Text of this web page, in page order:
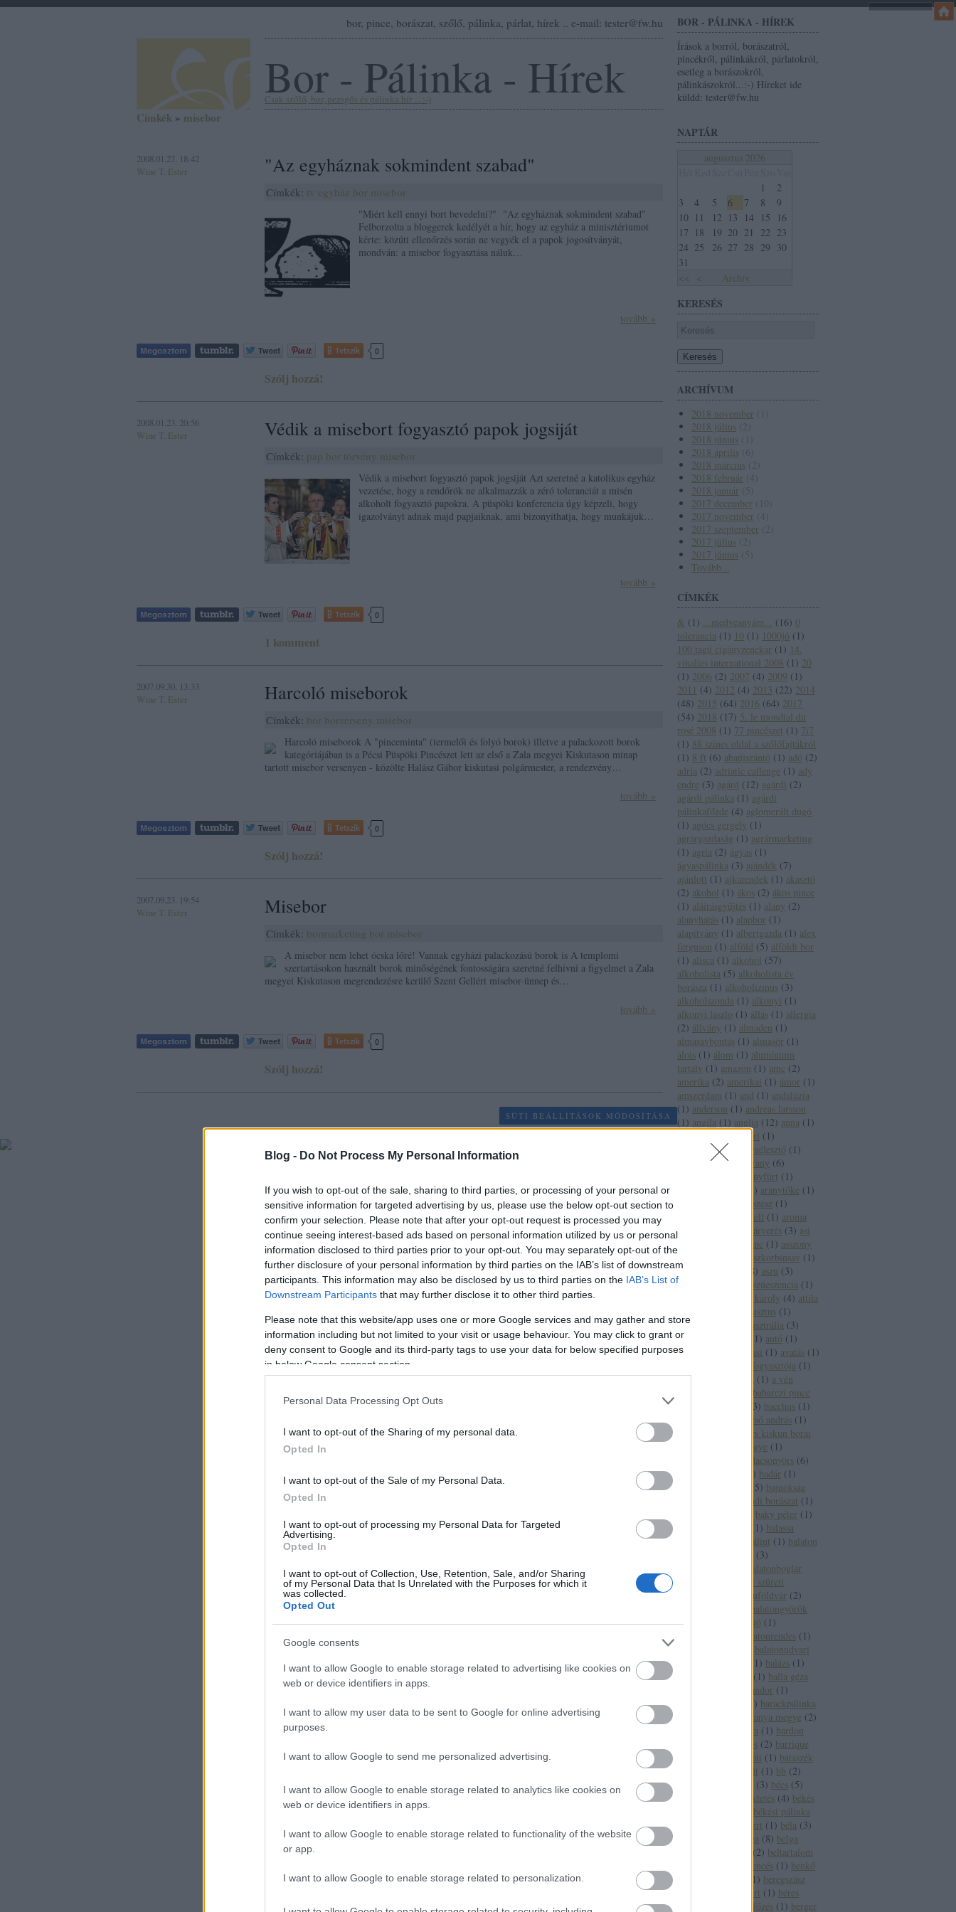
Blog - Do Not Process My Personal Information
If you wish to opt-out of the sale, sharing to third parties, or processing of your personal or
sensitive information for targeted advertising by us, please use the below opt-out section to
confirm your selection. Please note that after your opt-out request is processed you may
continue seeing interest-based ads based on personal information utilized by us or personal
information disclosed to third parties prior to your opt-out. You may separately opt-out of the
further disclosure of your personal information by third parties on the IAB’s list of downstream
participants. This information may also be disclosed by us to third parties on the IAB’s List of
Downstream Participants that may further disclose it to other third parties.
Please note that this website/app uses one or more Google services and may gather and store
information including but not limited to your visit or usage behaviour. You may click to grant or
deny consent to Google and its third-party tags to use your data for below specified purposes
in below Google consent section.
Personal Data Processing Opt Outs
I want to opt-out of the Sharing of my personal data.
Opted In
I want to opt-out of the Sale of my Personal Data.
Opted In
I want to opt-out of processing my Personal Data for Targeted
Advertising.
Opted In
I want to opt-out of Collection, Use, Retention, Sale, and/or Sharing
of my Personal Data that Is Unrelated with the Purposes for which it
was collected.
Opted Out
Google consents
I want to allow Google to enable storage related to advertising like cookies on
web or device identifiers in apps.
I want to allow my user data to be sent to Google for online advertising
purposes.
I want to allow Google to send me personalized advertising.
I want to allow Google to enable storage related to analytics like cookies on
web or device identifiers in apps.
I want to allow Google to enable storage related to functionality of the website
or app.
I want to allow Google to enable storage related to personalization.
BOR - PÁLINKA - HÍREK
Írások a borról, borászatról,
pincékről, pálinkákról, párlatokról,
esetleg a borászokról,
pálinkászokról...:-) Híreket ide
küldd: tester@fw.hu
NAPTÁR
augusztus 2026
<< < Archív
1
2
3
4 5 6 7 8
9
10 11 12 13 14 15
16
17
18 19 20 21 22 23
24 25 26 27 28 29 30
31
KERESÉS
ARCHÍVUM
2018 november
2018 július
2018 június
2018 április
2018 március
2018 február
2018 január
2017 december
2017 november
2017 szeptember
2017 július
2017 június
Tovább...
CÍMKÉK
& ( 1 ) ...medveanyám... ( 16) 0
tolerancia ( 1 ) 10 ( 1 ) 1000jó ( 1 )
100 tagú cigányzenekar ( 1 ) 14.
vinalies international 2008 ( 1 ) 20
( 1 ) 2006 (2) 2007 (4) 2009 ( 1 )
2011 (4) 2012 (4) 2013 (22) 2014
(48) 2015 (64) 2016 (64) 2017
(54) 2018 ( 17) 5. le mondial du
rosé 2008 ( 1 ) 77 pincészet ( 1 ) 7i7
( 1 ) 88 színes oldal a szőlőfajtákról
( 1 ) 8 ft (6) abaújszántó ( 1 ) adó (2)
adria (2) adriatic callenge ( 1 ) ady
endre (3) agárd ( 12) agárdi (2)
agárdi pálinka ( 1 ) agárdi
pálinkafőzde (4) aglomerált dugó
( 1 ) agócs gergely ( 1 )
agrárgazdaság ( 1 ) agrármarketing
( 1 ) agria (2) ágyas ( 1 )
ágyaspálinka (3) ajándék (7)
ajánlott ( 1 ) ajkarendek ( 1 ) akasztó
(2) akohol ( 1 ) ákos (2) ákos pince
( 1 ) aláírásgyűjtés ( 1 ) alany (2)
alanyhatás ( 1 ) alapbor ( 1 )
alapítvány ( 1 ) albertgazda ( 1 ) alex
ferguson ( 1 ) alföld (5) alföldi bor
( 1 ) alisca ( 1 ) alkohol (57)
alkoholista (5) alkoholista év
borásza ( 1 ) alkoholizmus (3)
alkoholszonda ( 1 ) alkonyi ( 1 )
alkonyi lászlo ( 1 ) állás ( 1 ) allergia
(2) állvány ( 1 ) almaden ( 1 )
almasavbontás ( 1 ) almasör ( 1 )
alois ( 1 ) álom ( 1 ) alumínium
tartály ( 1 ) amazon ( 1 ) amc (2)
amerika (2) amerikai ( 1 ) ámor ( 1 )
amszerdam ( 1 ) and ( 1 ) andalúzia
( 1 ) anderson ( 1 ) andreas larsson
( 1 ) angila ( 1 ) anglia ( 12) anna ( 1 )
antinori ( 1 )
antioxidáns ( anyaélesztő ( 1 )
apeh arany (6)
aranyfürt ( 1 )
) aranytőke ( 1 )
arcszesz ( 1 )
árkartell ( 1 ) aroma
(
árverés (3) asi
assisi szent ferenc ( 1 ) asszony
aszkorbinsav ( 1 )
asztala
28) aszu (3)
aszúesszencia
aszúeszencia ( 1 )
áts károly (4) attila
augusztus ( 1 )
augusztus 20
ausztrália (3)
ausztria
1 ) autó ( 1 )
autoverseny
avasi ( 1 ) avatás ( 1 )
az év borfogyasztója ( 1 )
az új
a hét bora ( 1 ) a vén
babarczi pince
3) bacchus ( 1 )
bacsó andrás ( 1 )
bács kiskun borai
bács kiskun megye ( 1 )
badacsonyörs (6)
) badár ( 1 )
5) bajnokság
bakondi borászat ( 1 )
baky péter ( 1 )
1 ) balassa
balassi bálint ( 1 ) balaton
(3)
balatonboglár
balatonboglári szüreti
balatonföldvár (2)
balatongyörök
(4 balatoni borrégió ( 1 )
balatonrendes ( 1 )
balatonudvari
1 ) balázs ( 1 )
( 1 ) balla géza
balogh szabó sándor ( 1 )
) barackpálinka
baranya megye (2)
baranya megye bora ( 1 ) bardon
bárdos (2) barrique
bátaapáti ( 1 ) bátaszék
bazalt ( 1 ) bb (2)
(3) bécs (5)
befektetés (4) békés
békési pálinka
békési pálinka zrt ( 1 ) béla (3)
belga (8) belga
(2) beltartalom
bencés ( 1 ) benkő
1 ) beregszász
béres rt ( 1 ) béres
bérfőzés ( 1 ) berger
bor, pince, borászat, szőlő, pálinka, párlat, hírek .. e-mail: tester@fw.hu
Bor - Pálinka - Hírek
Csak szőlő, bor, pezsgős és pálinka hír ... :-)
Címkék » misebor
2008.01.27. 18:42
Wine T. Ester
"Az egyháznak sokmindent szabad"
Címkék: tv egyház bor misebor
"Miért kell ennyi bort bevedelni?" "Az egyháznak sokmindent szabad"
Felborzolta a bloggerek kedélyét a hír, hogy az egyház a minisztériumot
kérte: közúti ellenőrzés során ne vegyék el a papok jogosítványát,
mondván: a misebor fogyasztása náluk…
tovább »
Tetszik 0
Szólj hozzá!
2008.01.23. 20:56
Wine T. Ester
Védik a misebort fogyasztó papok jogsiját
Címkék: pap bor törvény misebor
Védik a misebort fogyasztó papok jogsiját Azt szeretné a katolikus egyház
vezetése, hogy a rendőrök ne alkalmazzák a zéró toleranciát a misén
alkoholt fogyasztó papokra. A püspöki konferencia úgy képzeli, hogy
igazolványt adnak majd papjaiknak, ami bizonyíthatja, hogy munkájuk…
tovább »
Tetszik 0
1 komment
2007.09.30. 13:33
Wine T. Ester
Harcoló miseborok
Címkék: bor borverseny misebor
Harcoló miseborok A "pinceminta" (termelői és folyó borok) illetve a palackozott borok
kategóriájában is a Pécsi Püspöki Pincészet lett az első a Zala megyei Kiskutason minap
tartott misebor versenyen - közölte Halász Gábor kiskutasi polgármester, a rendezvény…
tovább »
Tetszik 0
Szólj hozzá!
2007.09.23. 19:54
Wine T. Ester
Misebor
Címkék: bormarketing bor misebor
A misebor nem lehet ócska lőré! Vannak egyházi palackozású borok is A templomi
szertartásokon használt borok minőségének fontosságára szeretné felhívni a figyelmet a Zala
megyei Kiskutason megrendezésre kerülő Szent Gellért misebor-ünnep és…
tovább »
Tetszik 0
Szólj hozzá!
SÜTI BEÁLLÍTÁSOK MÓDOSÍTÁSA